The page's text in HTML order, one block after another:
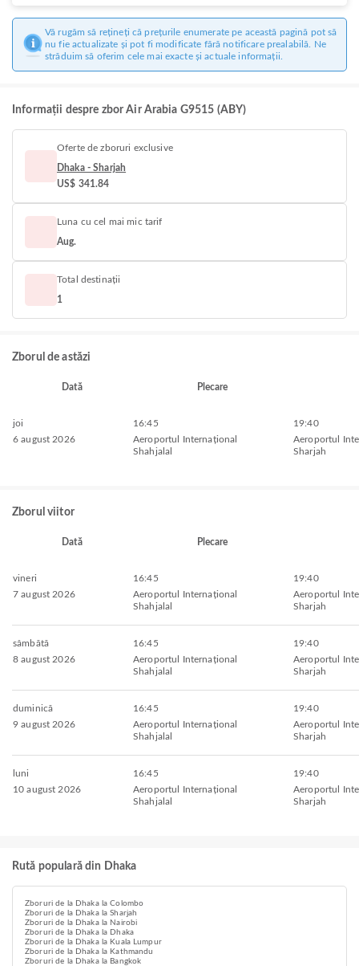
Vă rugăm să rețineți că prețurile enumerate pe această pagină pot să
nu fie actualizate și pot fi modificate fără notificare prealabilă. Ne
străduim să oferim cele mai exacte și actuale informații.
Informații despre zbor Air Arabia G9515 (ABY)
Oferte de zboruri exclusive
Dhaka - Sharjah
US$ 341.84
Luna cu cel mai mic tarif
Aug.
Total destinații
1
Zborul de astăzi
Dată Plecare
joi
6 august 2026
16:45
Aeroportul Internațional
Shahjalal
19:40
Aeroportul
Sharjah
Zborul viitor
Dată Plecare
vineri
7 august 2026
16:45
Aeroportul Internațional
Shahjalal
19:40
Aeroportul
Sharjah
sâmbătă
8 august 2026
16:45
Aeroportul Internațional
Shahjalal
19:40
Aeroportul
Sharjah
duminică
9 august 2026
16:45
Aeroportul Internațional
Shahjalal
19:40
Aeroportul
Sharjah
luni
10 august 2026
16:45
Aeroportul Internațional
Shahjalal
19:40
Aeroportul
Sharjah
Rută populară din Dhaka
Zboruri de la Dhaka la Colombo
Zboruri de la Dhaka la Sharjah
Zboruri de la Dhaka la Nairobi
Zboruri de la Dhaka la Dhaka
Zboruri de la Dhaka la Kuala Lumpur
Zboruri de la Dhaka la Kathmandu
Zboruri de la Dhaka la Bangkok